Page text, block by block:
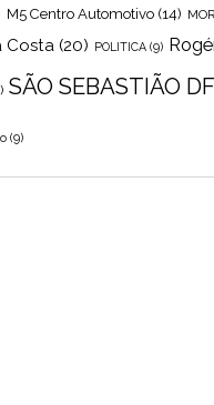
M5 Centro Automotivo (14)
Costa (20) POLITICA (9)
SÃO SEBASTIÃO DF
(9)